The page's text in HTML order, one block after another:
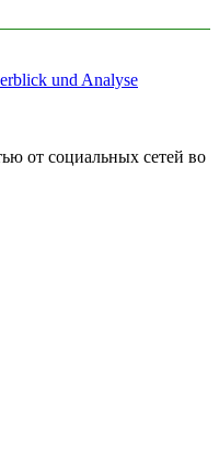
und Analyse
от социальных сетей во